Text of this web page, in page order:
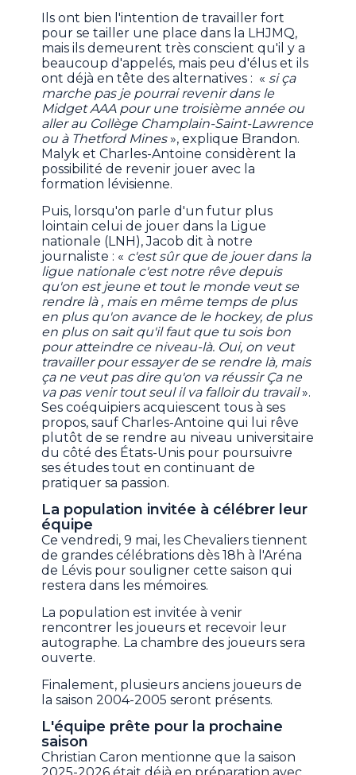
Ils ont bien l'intention de travailler fort
pour se tailler une place dans la LHJMQ,
mais ils demeurent très conscient qu'il y a
beaucoup d'appelés, mais peu d'élus et ils
ont déjà en tête des alternatives : « si ça
marche pas je pourrai revenir dans le
Midget AAA pour une troisième année ou
aller au Collège Champlain-Saint-Lawrence
ou à Thetford Mines», explique Brandon.
Malyk et Charles-Antoine considèrent la
possibilité de revenir jouer avec la
formation lévisienne.
Puis, lorsqu'on parle d'un futur plus
lointain celui de jouer dans la Ligue
nationale (LNH), Jacob dit à notre
journaliste : « c'est sûr que de jouer dans la
ligue nationale c'est notre rêve depuis
qu'on est jeune et tout le monde veut se
rendre là , mais en même temps de plus
en plus qu'on avance de le hockey, de plus
en plus on sait qu'il faut que tu sois bon
pour atteindre ce niveau-là. Oui, on veut
travailler pour essayer de se rendre là, mais
ça ne veut pas dire qu'on va réussir Ça ne
va pas venir tout seul il va falloir du travail».
Ses coéquipiers acquiescent tous à ses
propos, sauf Charles-Antoine qui lui rêve
plutôt de se rendre au niveau universitaire
du côté des États-Unis pour poursuivre
ses études tout en continuant de
pratiquer sa passion.
La population invitée à célébrer leur
équipe
Ce vendredi, 9 mai, les Chevaliers tiennent
de grandes célébrations dès 18h à l'Aréna
de Lévis pour souligner cette saison qui
restera dans les mémoires.
La population est invitée à venir
rencontrer les joueurs et recevoir leur
autographe. La chambre des joueurs sera
ouverte.
Finalement, plusieurs anciens joueurs de
la saison 2004-2005 seront présents.
L'équipe prête pour la prochaine
saison
Christian Caron mentionne que la saison